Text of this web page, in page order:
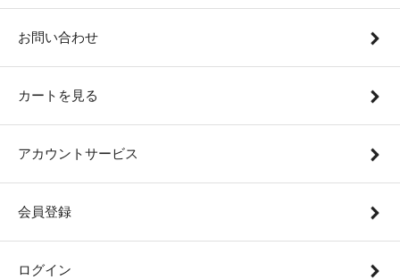
お問い合わせ
カートを見る
アカウントサービス
会員登録
ログイン